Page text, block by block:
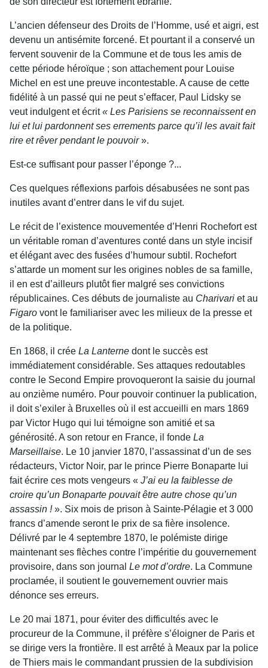
L’ancien défenseur des Droits de l’Homme, usé et aigri, est
devenu un antisémite forcené. Et pourtant il a conservé un
fervent souvenir de la Commune et de tous les amis de
cette période héroïque ; son attachement pour Louise
Michel en est une preuve incontestable. A cause de cette
fidélité à un passé qui ne peut s’effacer, Paul Lidsky se
veut indulgent et écrit« Les Parisiens se reconnaissent en
lui et lui pardonnent ses errements parce qu’il les avait fait
rire et rêver pendant le pouvoir».
Est-ce suffisant pour passer l’éponge ?...
Ces quelques réflexions parfois désabusées ne sont pas
inutiles avant d’entrer dans le vif du sujet.
Le récit de l’existence mouvementée d’Henri Rochefort est
un véritable roman d’aventures conté dans un style incisif
et élégant avec des fusées d’humour subtil. Rochefort
s’attarde un moment sur les origines nobles de sa famille,
il en est d’ailleurs plutôt fier malgré ses convictions
républicaines. Ces débuts de journaliste au Charivari et au
Figaro vont le familiariser avec les milieux de la presse et
de la politique.
En 1868, il crée La Lanterne dont le succès est
immédiatement considérable. Ses attaques redoutables
contre le Second Empire provoqueront la saisie du journal
au onzième numéro. Pour pouvoir continuer la publication,
il doit s’exiler à Bruxelles où il est accueilli en mars 1869
par Victor Hugo qui lui témoigne son amitié et sa
générosité. A son retour en France, il fonde La
Marseillaise. Le 10 janvier 1870, l’assassinat d’un de ses
rédacteurs, Victor Noir, par le prince Pierre Bonaparte lui
fait écrire ces mots vengeurs « J’ai eu la faiblesse de
croire qu’un Bonaparte pouvait être autre chose qu’un
assassin !». Six mois de prison à Sainte-Pélagie et 3 000
francs d’amende seront le prix de sa fière insolence.
Délivré par le 4 septembre 1870, le polémiste dirige
maintenant ses flèches contre l’impéritie du gouvernement
provisoire, dans son journal Le mot d’ordre. La Commune
proclamée, il soutient le gouvernement ouvrier mais
dénonce ses erreurs.
Le 20 mai 1871, pour éviter des difficultés avec le
procureur de la Commune, il préfère s’éloigner de Paris et
se dirige vers la frontière. Il est arrêté à Meaux par la police
de Thiers mais le commandant prussien de la subdivision